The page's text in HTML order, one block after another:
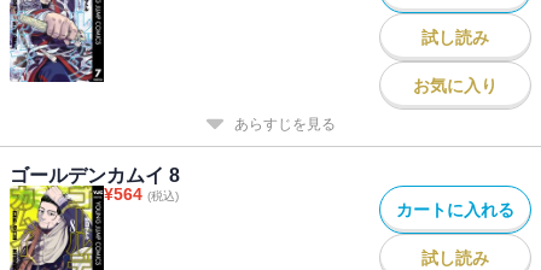
試し読み
お気に入り
あらすじを見る
ゴールデンカムイ 8
¥564 (税込)
カートに入れる
試し読み